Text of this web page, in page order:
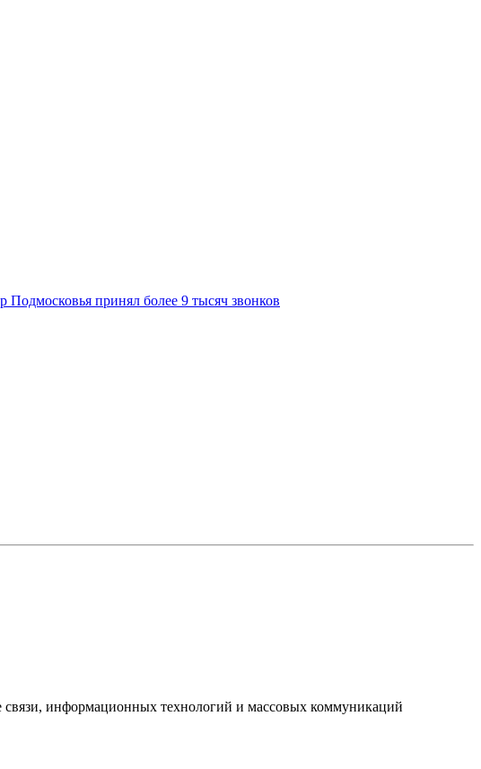
Подмосковья принял более 9 тысяч звонков
информационных технологий и массовых коммуникаций